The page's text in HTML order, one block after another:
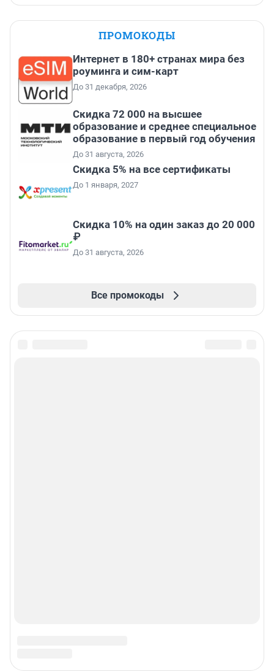
ПРОМОКОДЫ
Интернет в 180+ странах мира без
роуминга и сим-карт
До 31 декабря, 2026
Скидка 72 000 на высшее
образование и среднее специальное
образование в первый год обучения
До 31 августа, 2026
Скидка 5% на все сертификаты
До 1 января, 2027
Скидка 10% на один заказ до 20 000
₽
До 31 августа, 2026
Все промокоды